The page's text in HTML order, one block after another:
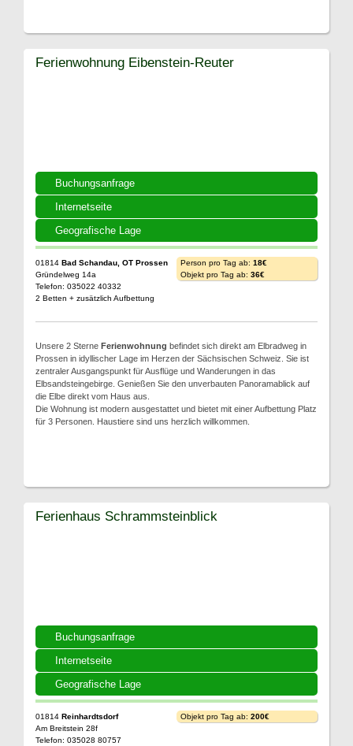
Buchungsanfrage
Internetseite
Geografische Lage
Ferienwohnung Eibenstein-Reuter
01814 Bad Schandau, OT Prossen
Gründelweg 14a
Telefon: 035022 40332
2 Betten + zusätzlich Aufbettung
Person pro Tag ab: 18€
Objekt pro Tag ab: 36€
Unsere 2 Sterne Ferienwohnung befindet sich direkt am Elbradweg in
Prossen in idyllischer Lage im Herzen der Sächsischen Schweiz. Sie ist
zentraler Ausgangspunkt für Ausflüge und Wanderungen in das
Elbsandsteingebirge. Genießen Sie den unverbauten Panoramablick auf
die Elbe direkt vom Haus aus.
Die Wohnung ist modern ausgestattet und bietet mit einer Aufbettung Platz
für 3 Personen. Haustiere sind uns herzlich willkommen.
Buchungsanfrage
Internetseite
Geografische Lage
Ferienhaus Schrammsteinblick
01814 Reinhardtsdorf
Am Breitstein 28f
Telefon: 035028 80757
Objekt pro Tag ab: 200€